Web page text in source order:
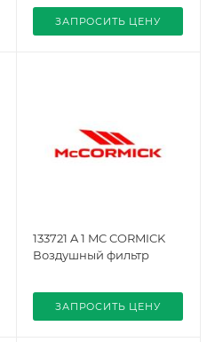
ЗАПРОСИТЬ ЦЕНУ
133721 A 1 MC CORMICK
Воздушный фильтр
ЗАПРОСИТЬ ЦЕНУ